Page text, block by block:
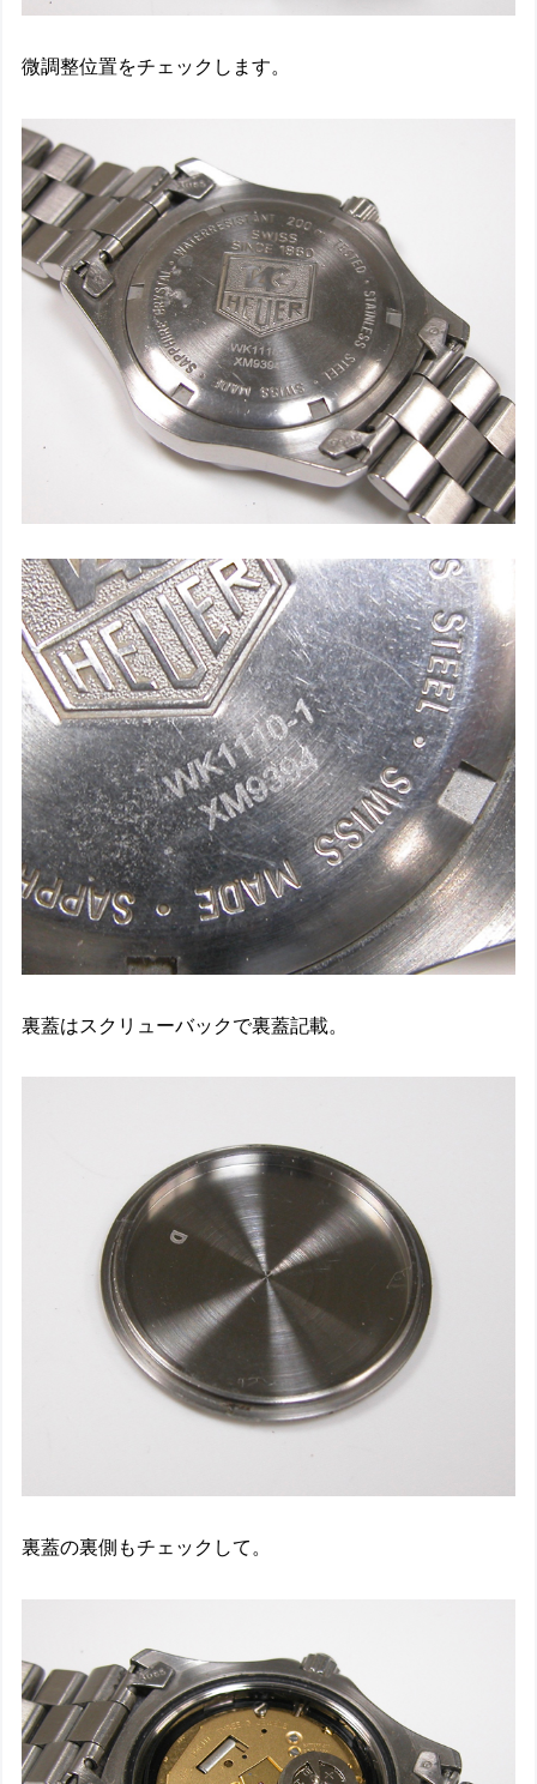
微調整位置をチェックします。
裏蓋はスクリューバックで裏蓋記載。
裏蓋の裏側もチェックして。